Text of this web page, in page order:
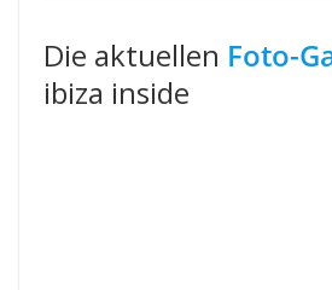
Die aktuellen Foto-
ibiza inside